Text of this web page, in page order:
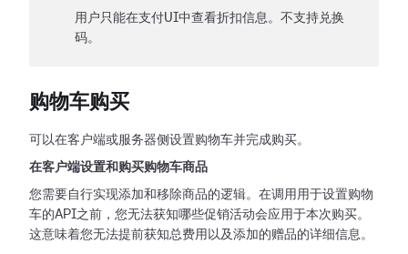
用户只能在支付UI中查看折扣信息。不支持兑换
码。
购物车购买
可以在客户端或服务器侧设置购物车并完成购买。
在客户端设置和购买购物车商品
您需要自行实现添加和移除商品的逻辑。在调用用于设置购物
车的API之前，您无法获知哪些促销活动会应用于本次购买。
这意味着您无法提前获知总费用以及添加的赠品的详细信息。